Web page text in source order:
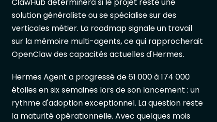
solution généraliste ou se spécialise sur des
verticales métier. La roadmap signale un travail
sur la mémoire multi-agents, ce qui rapprocherait
OpenClaw des capacités actuelles d'Hermes.
Hermes Agent a progressé de 61 000 à 174 000
étoiles en six semaines lors de son lancement : un
rythme d'adoption exceptionnel. La question reste
la maturité opérationnelle. Avec quelques mois